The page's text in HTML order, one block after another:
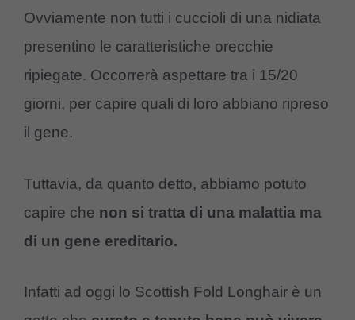
Ovviamente non tutti i cuccioli di una nidiata
presentino le caratteristiche orecchie
ripiegate. Occorrerà aspettare tra i 15/20
giorni, per capire quali di loro abbiano ripreso
il gene.
Tuttavia, da quanto detto, abbiamo potuto
capire che non si tratta di una malattia ma
di un gene ereditario.
Infatti ad oggi lo Scottish Fold Longhair è un